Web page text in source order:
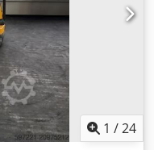
1 /24